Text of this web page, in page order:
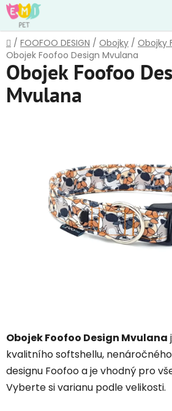
Přejít
na
obsah
Domů
/ FOOFOO DESIGN / Obojky / Obojky
Obojek Foofoo Design Mvulana
Obojek Foofoo Design Mvulana
kvalitního softshellu,
designu Foofoo a je vhodný pro
Vyberte si varianu podle velikosti.
Obojek Foofoo
Mvulana